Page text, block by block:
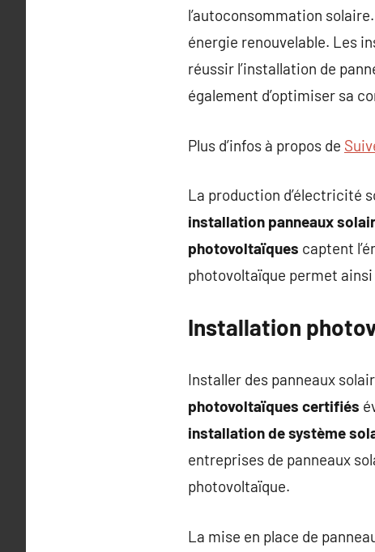
l’autoconsommation
énergie renouvelable. Les
réussir l’installation de
également d’optimiser sa
Plus d’infos à propos de
La production d’électricité
installation panneaux
photovoltaïques captent
photovoltaïque permet
Installation
Installer des panneaux
photovoltaïques certifiés
installation de système
entreprises de panneaux
photovoltaïque.
La mise en place de